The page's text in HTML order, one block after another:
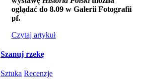
oglądać do 8.09 w Galerii Fotografii
pf.
Czytaj artykuł
Szanuj rzekę
Sztuka Recenzje